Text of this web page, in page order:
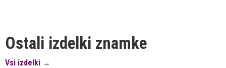
Ostali izdelki znamke
Vsi izdelki →